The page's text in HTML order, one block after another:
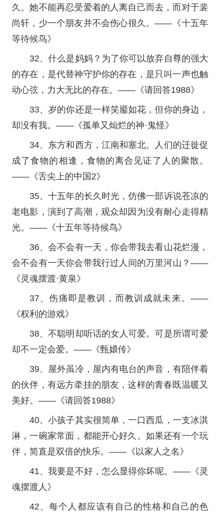
久。她不能再忍受爱着的人离自己而去，而对于裴
尚轩，少一个朋友并不会伤心很久。——《十五年
等待候鸟》
32、什么是妈妈？为了你可以放弃自尊的强大
的存在，是代替神守护你的存在，是只叫一声也触
动心弦，力大无比的存在。——《请回答1988》
33、岁的你还是一样笑靥如花，但你的身边，
却没有我。——《孤单又灿烂的神·鬼怪》
34、东方和西方，江南和塞北。人们的迁徙促
成了食物的相逢，食物的离合见证了人的聚散。
——《舌尖上的中国2》
35、十五年的长久时光，仿佛一部诉说苍凉的
老电影，演到了高潮，观众却因为没有耐心走得精
光。——《十五年等待候鸟》
36、会不会有一天，你会带我去看山花烂漫，
会不会有一天你会带我行过人间的万里河山？——
《灵魂摆渡·黄泉》
37、伤痛即是教训，而教训成就未来。——
《权利的游戏》
38、不聪明却听话的女人可爱。可是所谓可爱
却不一定会爱。——《甄嬛传》
39、屋外虽冷，屋内有电台的声音，有陪伴着
的伙伴，有远方牵挂的朋友，这样的青春既温暖又
美好。——《请回答1988》
40、小孩子其实很简单，一口西瓜，一支冰淇
淋，一碗家常面，都能开心好久。如果还有一个玩
伴，简直是双倍的快乐。——《以家人之名》
41、我要是不好，怎么显得你坏呢。——《灵
魂摆渡人》
42、每个人都应该有自己的性格和自己的色